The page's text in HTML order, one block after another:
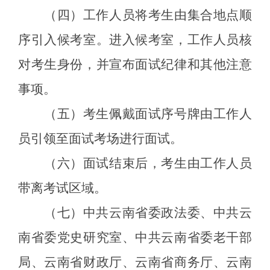
（ 四 ）工作人员将考生由集合地点顺
序引入候考室。进入候考室，工作人员核
对考生身份，并宣布面试纪律和其他注意
事项。
（ 五）考生佩戴面试序号牌由工作人
员引领至面试考场进行面试。
（ 六）面试结束后，考生由工作人员
带离考试区域。
（七） 中共云南省委政法委、中共云
南省委党史研究室、中共云南省委老干部
局、云南省财政厅、云南省商务厅、云南